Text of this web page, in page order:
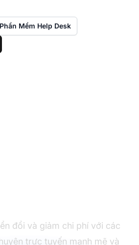
Mềm Help Desk
đổi và giảm chi phí với các
trực tuyến mạnh mẽ và